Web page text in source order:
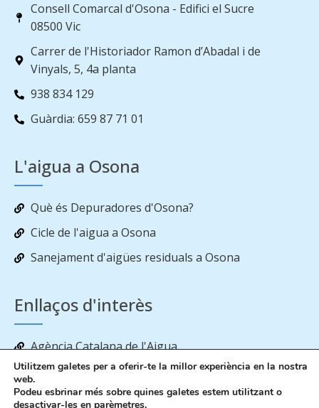
Consell Comarcal d'Osona - Edifici el Sucre
08500 Vic
Carrer de l'Historiador Ramon d’Abadal i de
Vinyals, 5, 4a planta
938 834 129
Guàrdia: 659 87 71 01
L'aigua a Osona
Què és Depuradores d'Osona?
Cicle de l'aigua a Osona
Sanejament d'aigües residuals a Osona
Enllaços d'interès
Agència Catalana de l'Aigua
Estat de les reserves d’aigua als embassaments
Utilitzem galetes per a oferir-te la millor experiència en la nostra
web.
Podeu esbrinar més sobre quines galetes estem utilitzant o
desactivar-les en parèmetres.